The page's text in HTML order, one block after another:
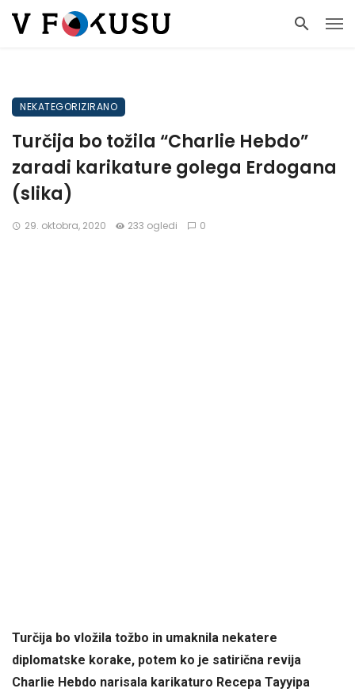
NEKATEGORIZIRANO
Turčija bo tožila “Charlie Hebdo”
zaradi karikature golega Erdogana
(slika)
29. oktobra, 2020 233 ogledi 0
Turčija bo vložila tožbo in umaknila nekatere
diplomatske korake, potem ko je satirična revija
Charlie Hebdo narisala karikaturo Recepa Tayyipa